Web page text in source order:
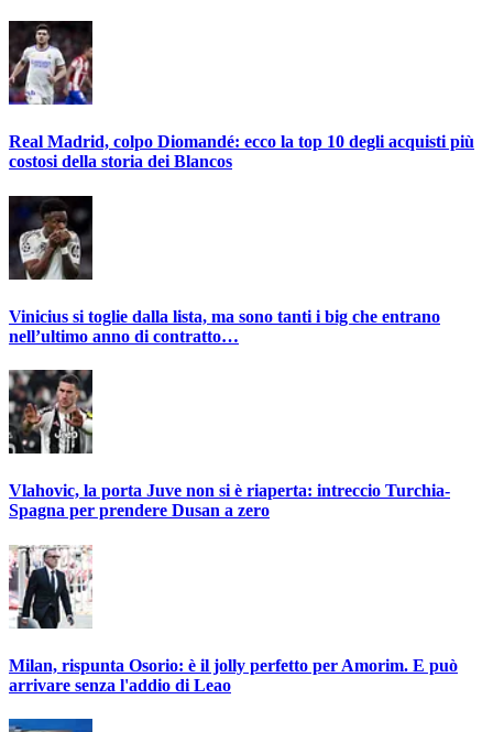
Real Madrid, colpo Diomandé: ecco la top 10 degli acquisti più
costosi della storia dei Blancos
Vinicius si toglie dalla lista, ma sono tanti i big che entrano
nell’ultimo anno di contratto…
Vlahovic, la porta Juve non si è riaperta: intreccio Turchia-
Spagna per prendere Dusan a zero
Milan, rispunta Osorio: è il jolly perfetto per Amorim. E può
arrivare senza l'addio di Leao